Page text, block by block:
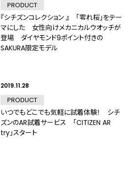
PRODUCT
『シチズンコレクション 』 「零れ桜」をテー
マにした 女性向けメカニカルウオッチが
登場 ダイヤモンド9ポイント付きの
SAKURA限定モデル
2019.11.28
PRODUCT
いつでもどこでも気軽に試着体験！ シチ
ズンのAR試着サービス 「CITIZEN AR
try」スタート